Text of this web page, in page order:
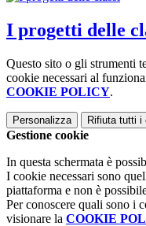
I progetti delle
Questo sito o gli strumenti
cookie necessari al
COOKIE POLICY.
Personalizza Rifiuta tutti i
Gestione cookie
In questa schermata è
I cookie necessari sono
piattaforma e non è
Per conoscere quali sono i
visionare la COOKIE